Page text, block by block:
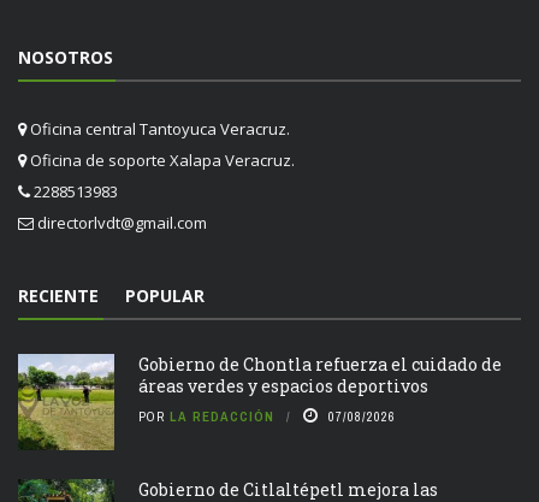
NOSOTROS
Oficina central Tantoyuca Veracruz.
Oficina de soporte Xalapa Veracruz.
2288513983
directorlvdt@gmail.com
RECIENTE POPULAR
Gobierno de Chontla refuerza el cuidado de
áreas verdes y espacios deportivos
POR LA REDACCIÓN 07/08/2026
Gobierno de Citlaltépetl mejora las